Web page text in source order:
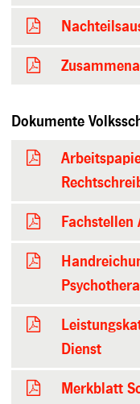
Dokumente
Dienst
Merkblatt